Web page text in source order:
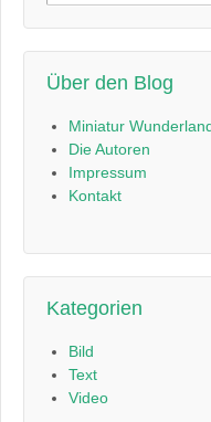
nach:
Über den Blog
Miniatur
Die Autoren
Impressum
Kontakt
Kategorien
Bild
Text
Video